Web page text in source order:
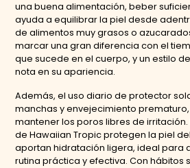
una buena alimentación, beber
ayuda a equilibrar la piel desde
de alimentos muy grasos o
marcar una gran diferencia con el
que sucede en el cuerpo, y un estilo
nota en su apariencia.
Además, el uso diario de protector
manchas y envejecimiento
mantener los poros libres de irritación.
de Hawaiian Tropic protegen la piel
aportan hidratación ligera, ideal para
rutina práctica y efectiva. Con hábitos